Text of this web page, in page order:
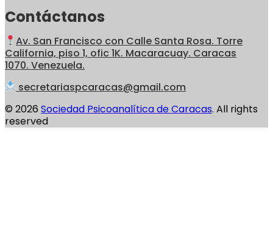
Contáctanos
Av. San Francisco con Calle Santa Rosa. Torre
California, piso 1, ofic 1K. Macaracuay. Caracas
1070. Venezuela.
secretariaspcaracas@gmail.com
© 2026 Sociedad Psicoanalítica de Caracas. All rights
reserved